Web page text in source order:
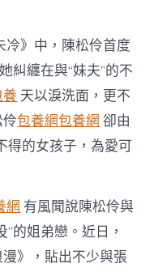
冷》中，陳松伶首度
糾纏在與“妹夫”的不
天以淚洗面，更不
伶包養網包養網 卻由
得的女孩子，為愛可
網 有風聞說陳松伶與
的姐弟戀。近日，
》，貼出不少與張